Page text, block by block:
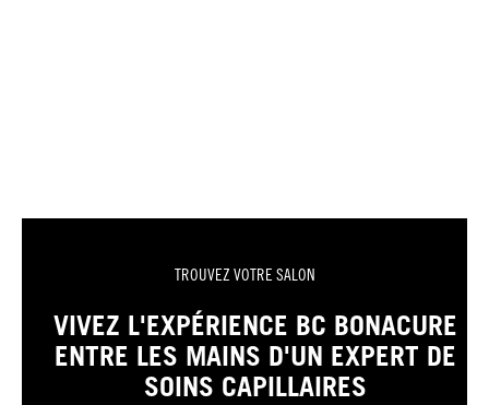
TROUVEZ VOTRE SALON
VIVEZ L'EXPÉRIENCE BC BONACURE
ENTRE LES MAINS D'UN EXPERT DE
SOINS CAPILLAIRES